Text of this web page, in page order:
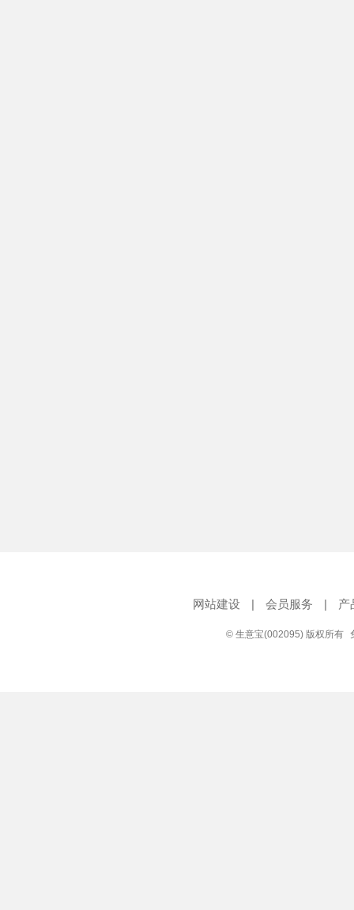
网站建设 | 会员服务 | 产
© 生意宝(002095) 版权所有